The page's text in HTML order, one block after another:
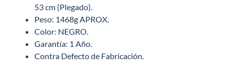
53 cm (Plegado).
Peso: 1468g APROX.
Color: NEGRO.
Garantía: 1 Año.
Contra Defecto de Fabricación.